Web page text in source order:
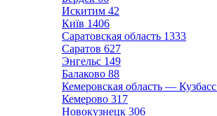
Искитим 42
Київ 1406
Саратовская область 1333
Саратов 627
Энгельс 149
Балаково 88
Кемеровская область — Кузбасс
Кемерово 317
Новокузнецк 306